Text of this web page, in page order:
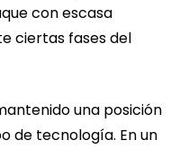
con escasa
ciertas fases del
una posición
de tecnología. En un